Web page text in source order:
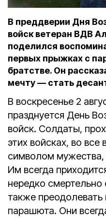
В преддверии Дня
войск ветеран ВДВ
поделился
первых прыжках с
братстве. Он
мечту — стать
В воскресенье 2
празднуется День
войск. Солдаты,
этих войсках, во все
символом
Им всегда
нередко
также
парашюта. Они